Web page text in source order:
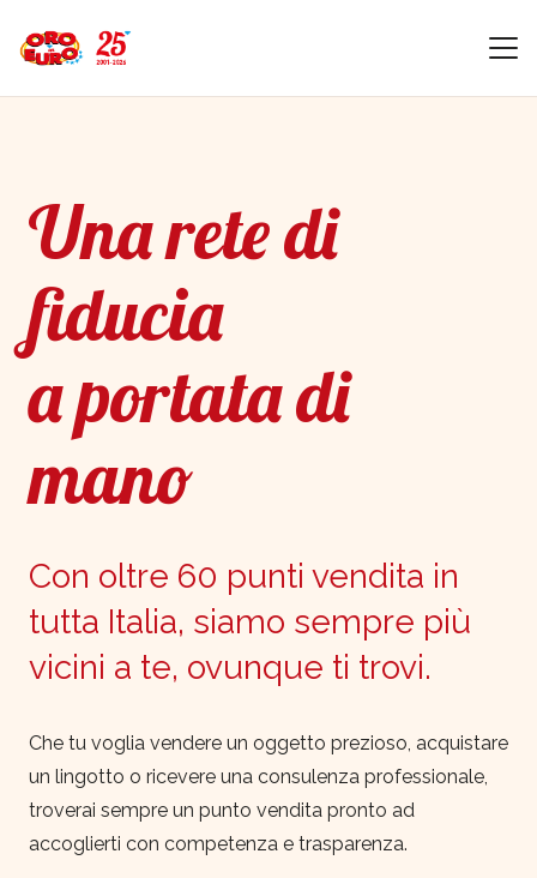
Una rete di
fiducia
a portata di
mano
Con oltre 60 punti vendita in
tutta Italia, siamo sempre più
vicini a te, ovunque ti trovi.
Che tu voglia vendere un oggetto prezioso, acquistare
un lingotto o ricevere una consulenza professionale,
troverai sempre un punto vendita pronto ad
accoglierti con competenza e trasparenza.